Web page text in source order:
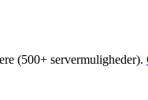
(500+ servermuligheder).